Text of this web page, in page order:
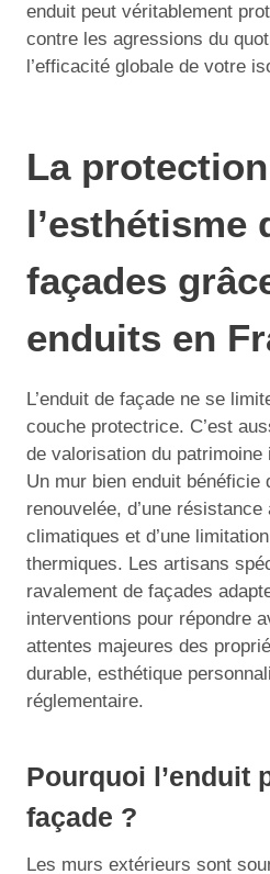
enduit peut véritablement
contre les agressions du
l’efficacité globale de votre
La
l’esthétisme
façades
enduits en
L’enduit de façade ne se
couche protectrice. C’est
de valorisation du patrimoine
Un mur bien enduit bénéficie
renouvelée, d’une
climatiques et d’une
thermiques. Les artisans
ravalement de façades
interventions pour répondre
attentes majeures des
durable, esthétique
réglementaire.
Pourquoi l’enduit
façade ?
Les murs extérieurs sont